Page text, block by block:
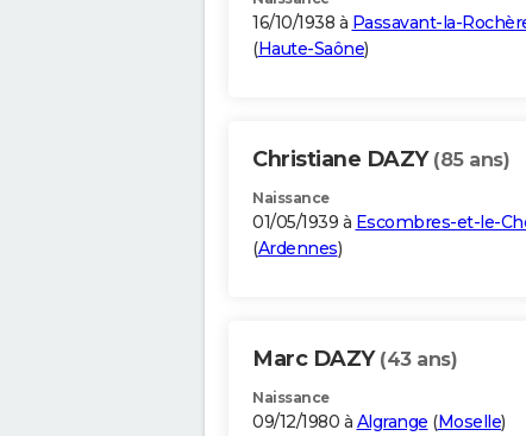
16/10/1938 à Passavant-la-
(Haute-Saône)
Christiane DAZY (85 ans)
Naissance
01/05/1939 à Escombres-et-le-
(Ardennes)
Marc DAZY (43 ans)
Naissance
09/12/1980 à Algrange (Moselle)